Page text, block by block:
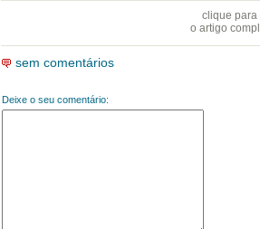
clique para
o artigo
sem comentários
Deixe o seu comentário: